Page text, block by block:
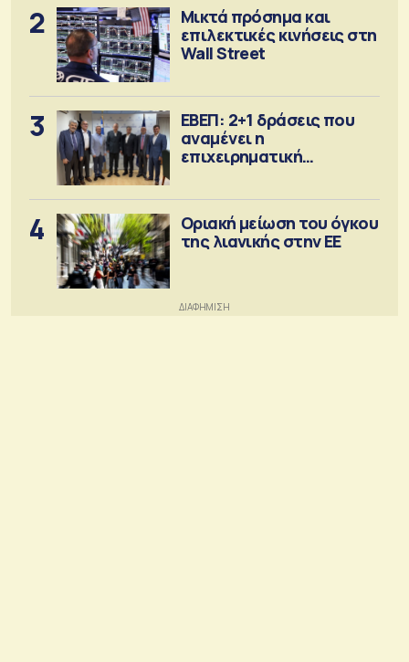
2
Μικτά πρόσημα και
επιλεκτικές κινήσεις στη
Wall Street
3
ΕΒΕΠ: 2+1 δράσεις που
αναμένει η
επιχειρηματική
4
Οριακή μείωση του όγκου
της λιανικής στην ΕΕ